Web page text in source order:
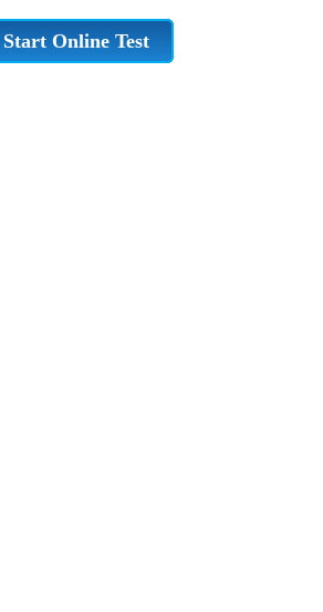
Start Online Test